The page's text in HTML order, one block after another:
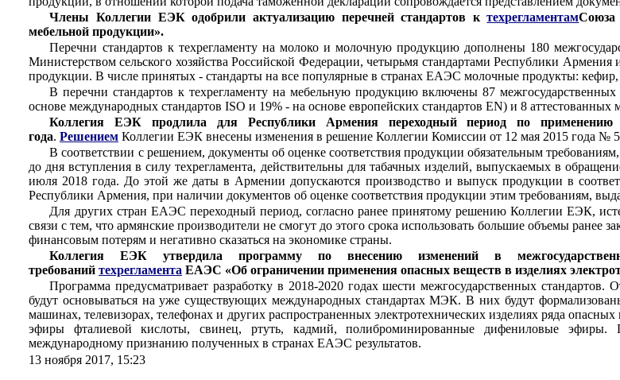
Члены Коллегии ЕЭК одобрили актуализацию перечней стандартов ктехрегламентамСоюза
мебельной продукции».
Перечни стандартов к техрегламенту на молоко и молочную продукцию дополнены 180
Министерством сельского хозяйства Российской Федерации, четырьмя стандартами Республики
продукции. В числе принятых - стандарты на все популярные в странах ЕАЭС молочные продукты: кефир,
В перечни стандартов к техрегламенту на мебельную продукцию включены 87
основе международных стандартов ISO и 19% - на основе европейских стандартов ЕN) и 8
Коллегия ЕЭК продлила для Республики Армения переходный период по
года. Решением Коллегии ЕЭК внесены изменения в решение Коллегии Комиссии от 12 мая 2015 года №
В соответствии с решением, документы об оценке соответствия продукции обязательным
до дня вступления в силу техрегламента, действительны для табачных изделий, выпускаемых в
июля 2018 года. До этой же даты в Армении допускаются производство и выпуск продукции в
Республики Армения, при наличии документов об оценке соответствия продукции этим требованиям,
Для других стран ЕАЭС переходный период, согласно ранее принятому решению Коллегии ЕЭК,
связи с тем, что армянские производители не смогут до этого срока использовать большие объемы ранее
финансовым потерям и негативно сказаться на экономике страны.
Коллегия ЕЭК утвердила программу по внесению изменений в
требований техрегламента ЕАЭС «Об ограничении применения опасных веществ в изделиях
Программа предусматривает разработку в 2018-2020 годах шести межгосударственных
будут основываться на уже существующих международных стандартах МЭК. В них будут
машинах, телевизорах, телефонах и других распространенных электротехнических изделиях ряда
эфиры фталиевой кислоты, свинец, ртуть, кадмий, полиброминированные дифениловые эфиры.
международному признанию полученных в странах ЕАЭС результатов.
13 ноября 2017, 15:23